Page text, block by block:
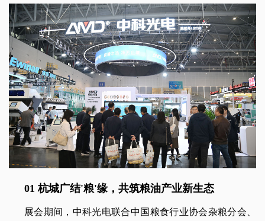
01 杭城广结'粮'缘，共筑粮油产业新生态
展会期间，中科光电联合中国粮食行业协会杂粮分会、